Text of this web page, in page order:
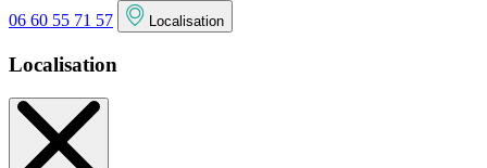
06 60 55 71 57 Localisation
Localisation